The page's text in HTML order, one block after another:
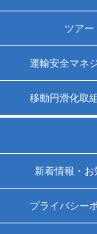
ツアー
運輸安全マネ
移動円滑化取
新着情報・お
プライバシー